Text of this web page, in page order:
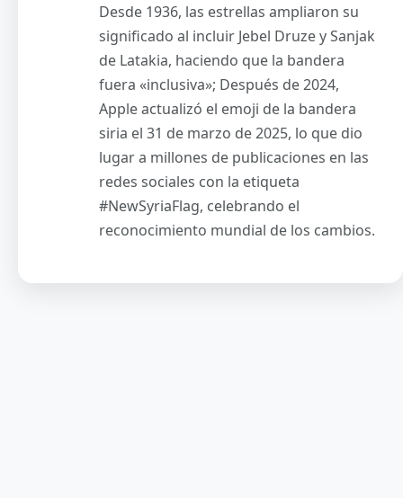
Desde 1936, las estrellas ampliaron su
significado al incluir Jebel Druze y Sanjak
de Latakia, haciendo que la bandera
fuera «inclusiva»; Después de 2024,
Apple actualizó el emoji de la bandera
siria el 31 de marzo de 2025, lo que dio
lugar a millones de publicaciones en las
redes sociales con la etiqueta
#NewSyriaFlag, celebrando el
reconocimiento mundial de los cambios.